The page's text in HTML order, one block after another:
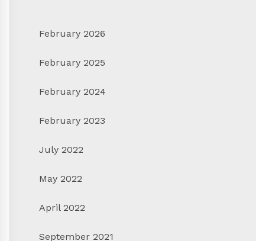
February 2026
February 2025
February 2024
February 2023
July 2022
May 2022
April 2022
September 2021